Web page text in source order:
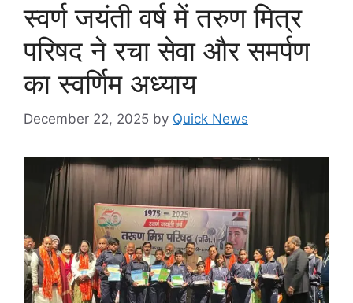
स्वर्ण जयंती वर्ष में तरुण मित्र
परिषद ने रचा सेवा और समर्पण
का स्वर्णिम अध्याय
December 22, 2025 by Quick News